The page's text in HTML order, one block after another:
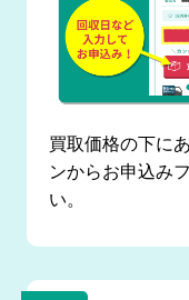
買取価格の下に
ンからお申込み
い。